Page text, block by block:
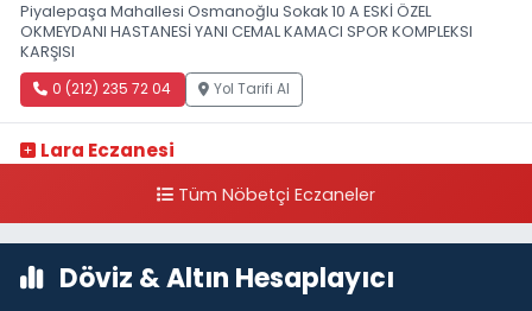
Piyalepaşa Mahallesi Osmanoğlu Sokak 10 A ESKİ ÖZEL
OKMEYDANI HASTANESİ YANI CEMAL KAMACI SPOR KOMPLEKSI
KARŞISI
0 (212) 235 72 04 Yol Tarifi Al
Lara Eczanesi
HASTANESİ KARŞISI
Tüm Nöbetçi Eczaneler
Döviz & Altın Hesaplayıcı